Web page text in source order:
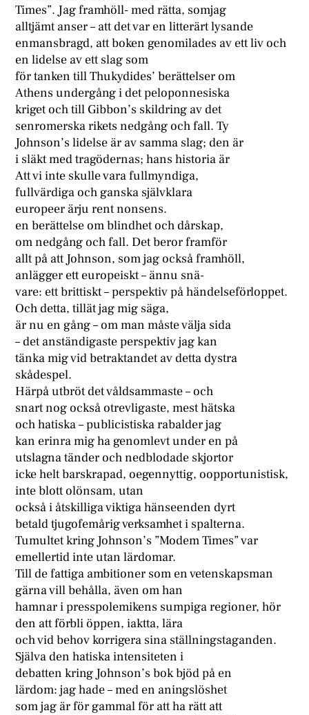
Times”. Jag framhöll- med rätta, somjag
alltjämt anser – att det var en litterärt lysande
enmansbragd, att boken genomilades av ett liv och
en lidelse av ett slag som
för tanken till Thukydides’ berättelser om
Athens undergång i det peloponnesiska
kriget och till Gibbon’s skildring av det
senromerska rikets nedgång och fall. Ty
Johnson’s lidelse är av samma slag; den är
i släkt med tragödernas; hans historia är
Att vi inte skulle vara fullmyndiga,
fullvärdiga och ganska självklara
europeer ärju rent nonsens.
en berättelse om blindhet och dårskap,
om nedgång och fall. Det beror framför
allt på att Johnson, som jag också framhöll,
anlägger ett europeiskt – ännu snä-
vare: ett brittiskt – perspektiv på händelseförloppet.
Och detta, tillät jag mig säga,
är nu en gång – om man måste välja sida
– det anständigaste perspektiv jag kan
tänka mig vid betraktandet av detta dystra
skådespel.
Härpå utbröt det våldsammaste – och
snart nog också otrevligaste, mest hätska
och hatiska – publicistiska rabalder jag
kan erinra mig ha genomlevt under en på
utslagna tänder och nedblodade skjortor
icke helt barskrapad, oegennyttig, oopportunistisk,
inte blott olönsam, utan
också i åtskilliga viktiga hänseenden dyrt
betald tjugofemårig verksamhet i spalterna.
Tumultet kring Johnson’s ”Modem Times” var
emellertid inte utan lärdomar.
Till de fattiga ambitioner som en vetenskapsman
gärna vill behålla, även om han
hamnar i presspolemikens sumpiga regioner, hör
den att förbli öppen, iaktta, lära
och vid behov korrigera sina ställningstaganden.
Själva den hatiska intensiteten i
debatten kring Johnson’s bok bjöd på en
lärdom: jag hade – med en aningslöshet
som jag är för gammal för att ha rätt att